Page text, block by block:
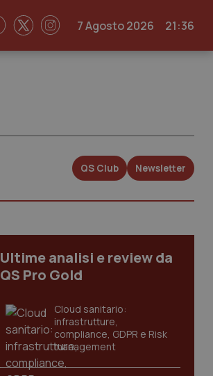
7 Agosto 2026 21:36
QS Club Newsletter
Ultime analisi e review da
QS Pro Gold
Cloud sanitario:
infrastrutture,
compliance, GDPR e Risk
management